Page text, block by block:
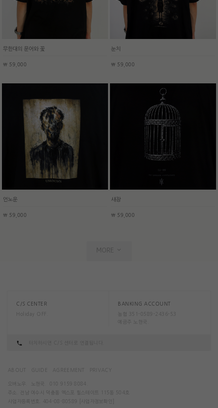
무한대의 문어와 꽃
￦ 59,000
눈치
￦ 59,000
언노운
￦ 59,000
새장
￦ 59,000
MORE
C/S CENTER
Holiday OFF.
BANKING ACCOUNT
농협 351-0589-2436-53
예금주 노현국.
ABOUT AGREEMENT PRIVACY
오버노우. 노현국.
010 9159 8084.
주소. 전남 여수시 덕충동 엑스포 힐스테이트 115동 504호
사업자등록번호. 404-08-80589
[사업자정보확인]